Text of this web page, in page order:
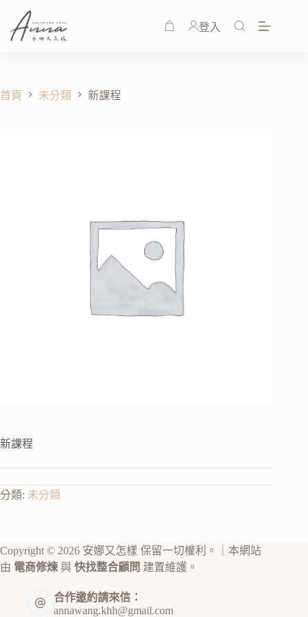
登入
首頁 未分類 新課程
新課程
分類: 未分類
Copyright © 2026 安娜又怎樣 保留一切權利。｜本網站
由 電商修煉 與 快找整合顧問 建置維護。
合作邀約請來信：
annawang.khh@gmail.com